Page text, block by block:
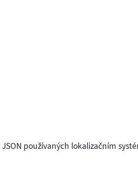
používaných lokalizačním